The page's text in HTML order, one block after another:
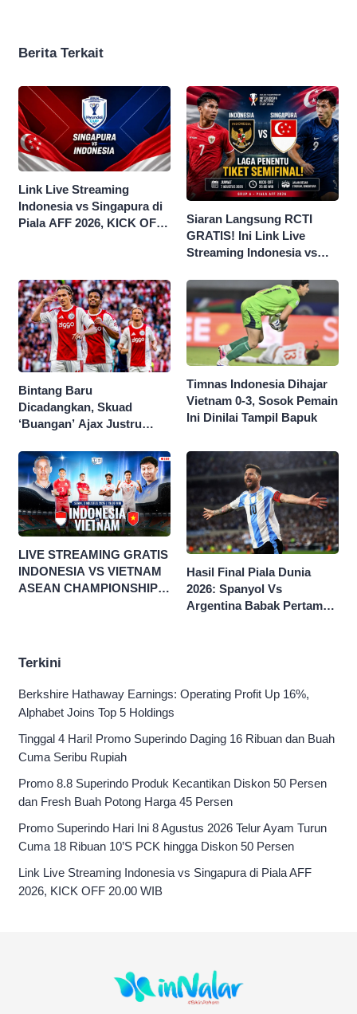
Berita Terkait
Link Live Streaming
Indonesia vs Singapura di
Piala AFF 2026, KICK OFF
Siaran Langsung RCTI
GRATIS! Ini Link Live
Streaming Indonesia vs
2026
Bintang Baru
Dicadangkan, Skuad
‘Buangan’ Ajax Justru
Timnas Indonesia Dihajar
Vietnam 0-3, Sosok Pemain
Ini Dinilai Tampil Bapuk
LIVE STREAMING GRATIS
INDONESIA VS VIETNAM
ASEAN CHAMPIONSHIP
Hasil Final Piala Dunia
2026: Spanyol Vs
Argentina Babak Pertama
Terkini
Berkshire Hathaway Earnings: Operating Profit Up 16%,
Alphabet Joins Top 5 Holdings
Tinggal 4 Hari! Promo Superindo Daging 16 Ribuan dan Buah
Cuma Seribu Rupiah
Promo 8.8 Superindo Produk Kecantikan Diskon 50 Persen
dan Fresh Buah Potong Harga 45 Persen
Promo Superindo Hari Ini 8 Agustus 2026 Telur Ayam Turun
Cuma 18 Ribuan 10’S PCK hingga Diskon 50 Persen
Link Live Streaming Indonesia vs Singapura di Piala AFF
2026, KICK OFF 20.00 WIB